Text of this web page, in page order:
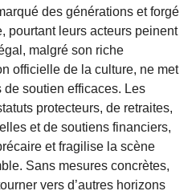
des générations et forgé
pourtant leurs acteurs peinent
malgré son riche
officielle de la culture, ne met
de soutien efficaces. Les
protecteurs, de retraites,
et de soutiens financiers,
et fragilise la scène
Sans mesures concrètes,
vers d’autres horizons